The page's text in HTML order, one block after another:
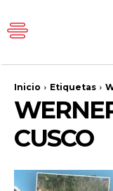
Inicio Etiquetas
CUSCO